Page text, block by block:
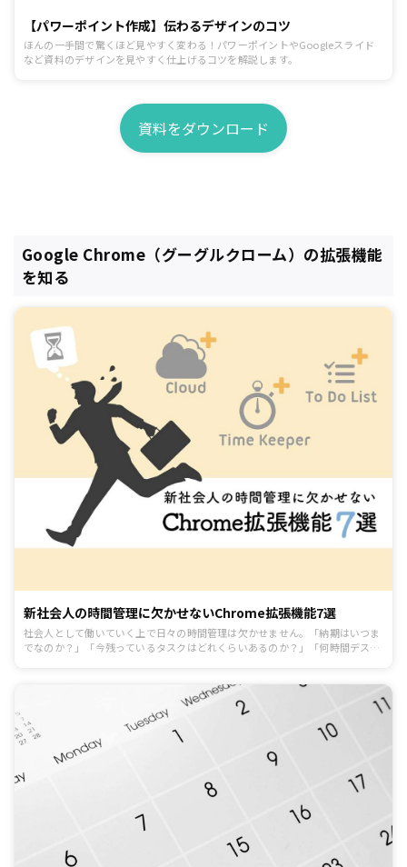
【パワーポイント作成】伝わるデザインのコツ
ほんの一手間で驚くほど見やすく変わる！パワーポイントやGoogleスライド
など資料のデザインを見やすく仕上げるコツを解説します。
資料をダウンロード
Google Chrome（グーグルクローム）の拡張機能
を知る
新社会人の時間管理に欠かせないChrome拡張機能7選
社会人として働いていく上で日々の時間管理は欠かせません。「納期はいつま
でなのか？」「今残っているタスクはどれくらいあるのか？」「何時間デスク
の納期が迫っていたら規定の時間の他にも残業も発生するでしょう。1日の1/3
以上もの時間を仕事に費やす必要があるので、仕事以外のプライベートの時間
も確保したいなら仕事は早く終わらせなければなりません。そこで今回は、時
間管理を習慣化させるChrome拡張機能を7つ紹介します。残業をせずとも定
時に帰れるようにしたいという方